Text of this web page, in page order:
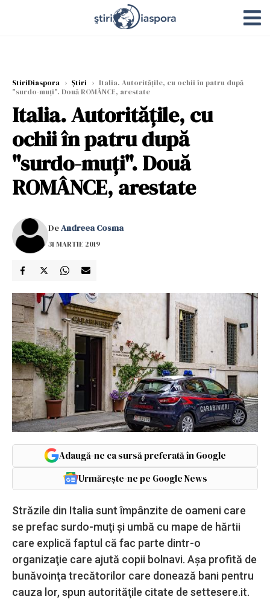
StiriDiaspora › Știri › Italia. Autorităţile, cu ochii în patru după
"surdo-muţi". Două ROMÂNCE, arestate
Italia. Autorităţile, cu
ochii în patru după
"surdo-muţi". Două
ROMÂNCE, arestate
DeAndreea Cosma
31 MARTIE 2019
Adaugă-ne ca sursă preferată în Google
Urmărește-ne pe Google News
Străzile din Italia sunt împânzite de oameni care
se prefac surdo-muţi şi umbă cu mape de hărtii
care explică faptul că fac parte dintr-o
organizaţie care ajută copii bolnavi. Aşa profită de
bunăvoinţa trecătorilor care donează bani pentru
cauza lor, spun autorităţile citate de settesere.it.